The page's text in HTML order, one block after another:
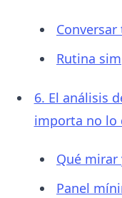
Rutina
6. El análisis
importa no lo
Qué mirar
Panel